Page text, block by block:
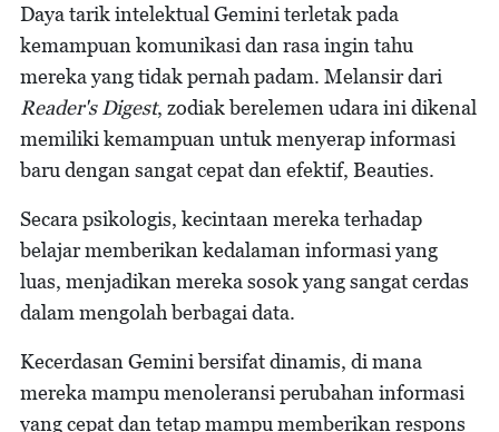
Daya tarik intelektual Gemini terletak pada
kemampuan komunikasi dan rasa ingin tahu
mereka yang tidak pernah padam. Melansir dari
Reader's Digest, zodiak berelemen udara ini dikenal
memiliki kemampuan untuk menyerap informasi
baru dengan sangat cepat dan efektif, Beauties.
Secara psikologis, kecintaan mereka terhadap
belajar memberikan kedalaman informasi yang
luas, menjadikan mereka sosok yang sangat cerdas
dalam mengolah berbagai data.
Kecerdasan Gemini bersifat dinamis, di mana
mereka mampu menoleransi perubahan informasi
yang cepat dan tetap mampu memberikan respons